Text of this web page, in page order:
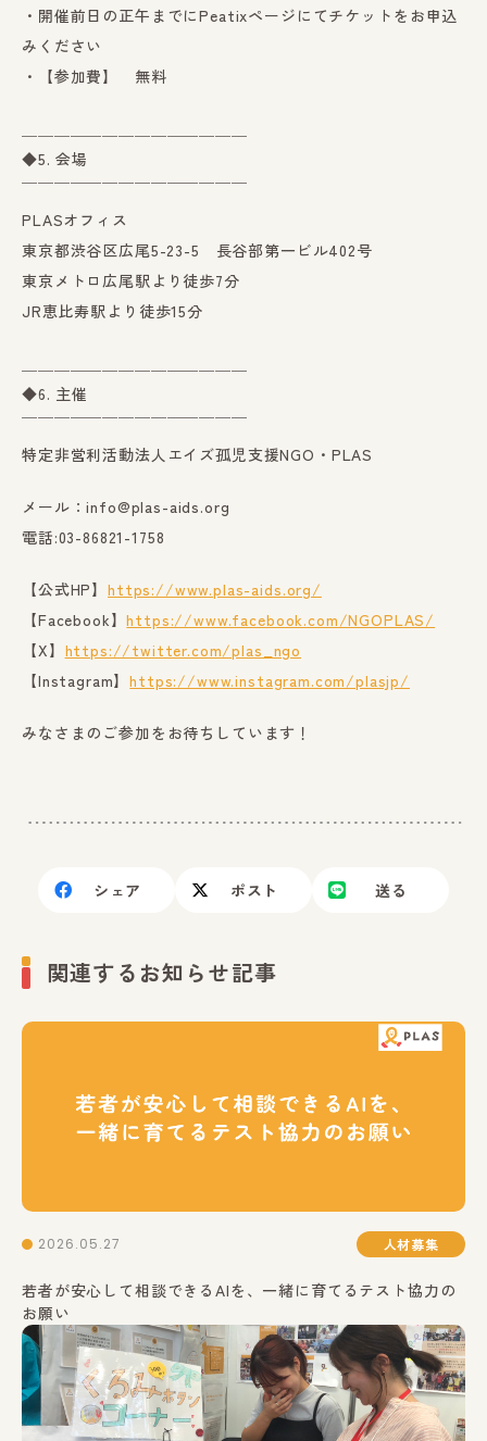
・開催前日の正午までにPeatixページにてチケットをお申込
みください
・【参加費】 無料
◆5. 会場
￣￣￣￣￣￣￣￣￣￣￣￣￣￣
PLASオフィス
東京都渋谷区広尾5-23-5 長谷部第一ビル402号
東京メトロ広尾駅より徒歩7分
JR恵比寿駅より徒歩15分
◆6. 主催
￣￣￣￣￣￣￣￣￣￣￣￣￣￣
特定非営利活動法人エイズ孤児支援NGO・PLAS
メール：info@plas-aids.org
電話:03-86821-1758
【公式HP】https://www.plas-aids.org/
【Facebook】https://www.facebook.com/NGOPLAS/
【X】 https://twitter.com/plas_ngo
【Instagram】https://www.instagram.com/plasjp/
みなさまのご参加をお待ちしています！
シェア ポスト 送る
関連するお知らせ記事
2026.05.27 人材募集
若者が安心して相談できるAIを、一緒に育てるテスト協力の
お願い